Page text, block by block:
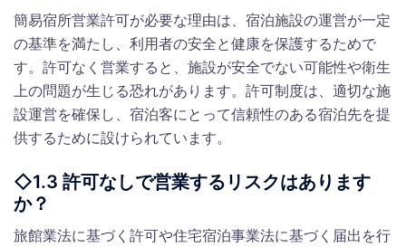
簡易宿所営業許可が必要な理由は、宿泊施設の運営が一定
の基準を満たし、利用者の安全と健康を保護するためで
す。許可なく営業すると、施設が安全でない可能性や衛生
上の問題が生じる恐れがあります。許可制度は、適切な施
設運営を確保し、宿泊客にとって信頼性のある宿泊先を提
供するために設けられています。
◇1.3 許可なしで営業するリスクはあります
か？
旅館業法に基づく許可や住宅宿泊事業法に基づく届出を行